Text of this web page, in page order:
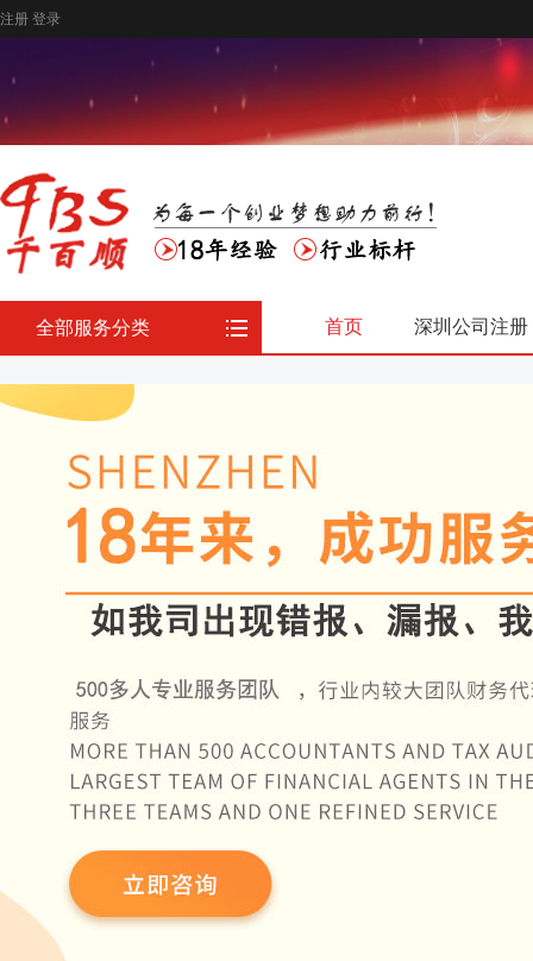
注册 登录
全部服务分类 首页 深圳公司注册